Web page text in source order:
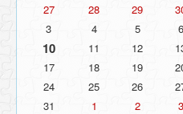
27
28 29
3
4 5 6
10 11 12
17
18 19
24
25 26
31
1 2 3